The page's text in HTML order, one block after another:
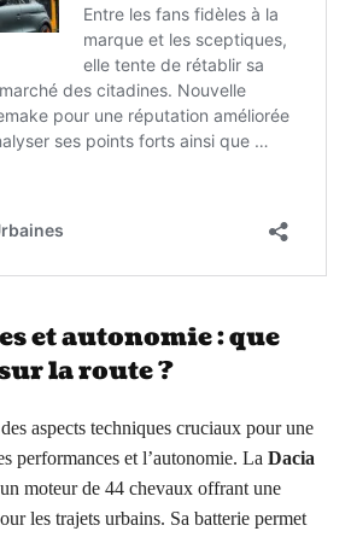
et autonomie : que
la route ?
aspects techniques cruciaux pour une
performances et l’autonomie. La Dacia
moteur de 44 chevaux offrant une
les trajets urbains. Sa batterie permet